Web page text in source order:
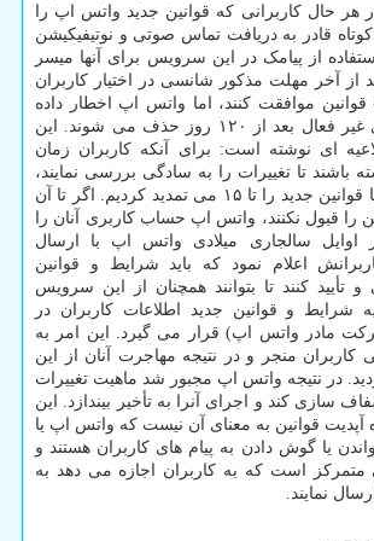
حال کاربرانی که قوانین جدید واتس اپ را
کوتاه قادر به دریافت تماس صوتی و نوتیفیکیشن
از پیامک در این سرویس برای آنها میسر
از آخر مهلت مذکور شانسی در اختیار کاربران
قوانین موافقت کنند، اما واتس اپ اخطار داده
حساب های کاربری غیر فعال بعد از ۱۲۰ روز حذف می شوند. این
ای نوشته است: برای آنکه کاربران زمان
باشند تا تغییرات را به سادگی بررسی نمایند،
ما مهلت موافقت با قوانین جدید را تا ۱۵ می تمدید کردیم. اگر تا آن
را قبول نکنند، واتس اپ حساب کاربری آنان را
سالجاری میلادی واتس اپ با ارسال
اعلام نمود که باید شرایط و قوانین
کنند تا بتوانند همچنان از این سرویس
شرایط و قوانین جدید اطلاعات کاربران در
مادر واتس اپ) قرار می گیرد. این امر به
منجر و در نتیجه مهاجرت آنان از این
در نتیجه واتس اپ مجبور شد ماهیت تغییرات
سازی کند و اجرای آنرا به تأخیر بیندازد. این
آپدیت قوانین به معنای آن نیست که واتس اپ یا
یا گوش دادن به پیام های کاربران هستند و
متمرکز است که به کاربران اجازه می دهد به
نمایند.